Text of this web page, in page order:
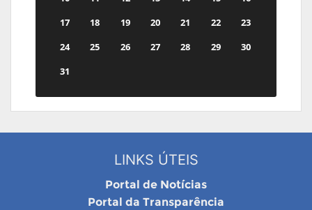
17
18 19 20 21 22
23
24
25 26 27 28 29
30
31
LINKS ÚTEIS
Portal de Notícias
Portal da Transparência